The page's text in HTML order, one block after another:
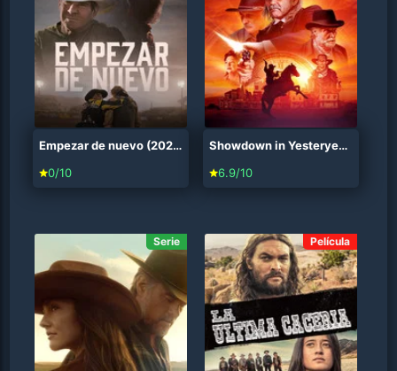
Empezar de nuevo (2025)
0/10
Showdown in Yesteryear (2023)
6.9/10
Serie Película